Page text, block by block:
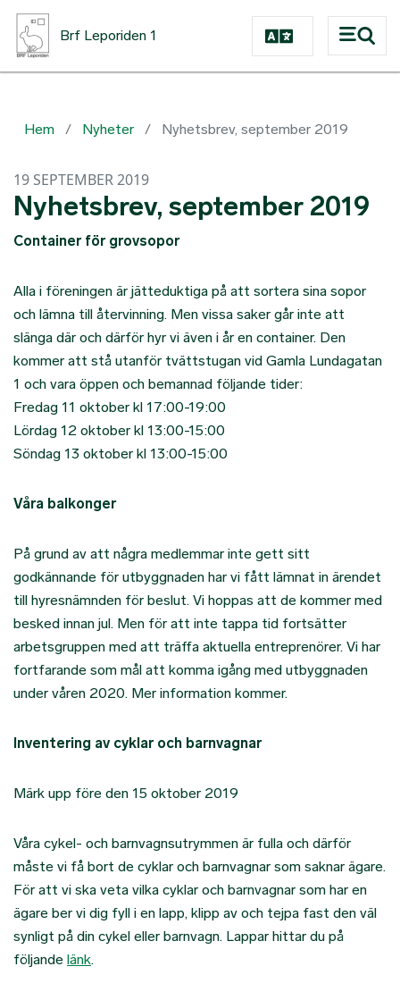
Brf Leporiden 1
Hem Nyheter Nyhetsbrev, september 2019
19 SEPTEMBER 2019
Nyhetsbrev, september 2019
Container för grovsopor
Alla i föreningen är jätteduktiga på att sortera sina sopor
och lämna till återvinning. Men vissa saker går inte att
slänga där och därför hyr vi även i år en container. Den
kommer att stå utanför tvättstugan vid Gamla Lundagatan
1 och vara öppen och bemannad följande tider:
Fredag 11 oktober kl 17:00-19:00
Lördag 12 oktober kl 13:00-15:00
Söndag 13 oktober kl 13:00-15:00
Våra balkonger
På grund av att några medlemmar inte gett sitt
godkännande för utbyggnaden har vi fått lämnat in ärendet
till hyresnämnden för beslut. Vi hoppas att de kommer med
besked innan jul. Men för att inte tappa tid fortsätter
arbetsgruppen med att träffa aktuella entreprenörer. Vi har
fortfarande som mål att komma igång med utbyggnaden
under våren 2020. Mer information kommer.
Inventering av cyklar och barnvagnar
Märk upp före den 15 oktober 2019
Våra cykel- och barnvagnsutrymmen är fulla och därför
måste vi få bort de cyklar och barnvagnar som saknar ägare.
För att vi ska veta vilka cyklar och barnvagnar som har en
ägare ber vi dig fyll i en lapp, klipp av och tejpa fast den väl
synligt på din cykel eller barnvagn. Lappar hittar du på
följande länk.